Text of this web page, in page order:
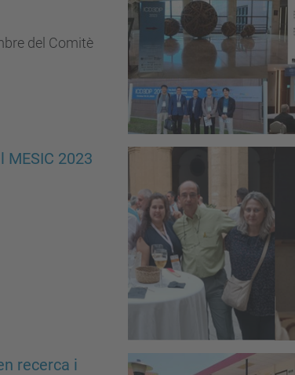
del Comitè
MESIC 2023
recerca i